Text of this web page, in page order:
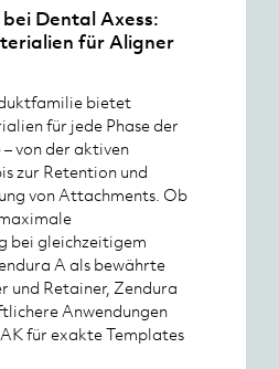
Dental Axess:
für Aligner
bietet
für jede Phase der
von der aktiven
zur Retention und
von Attachments. Ob
bei gleichzeitigem
A als bewährte
und Retainer, Zendura
Anwendungen
für exakte Templates